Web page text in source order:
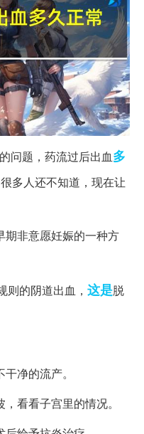
问题，药流过后出血多
多人还不知道，现在让
期非意愿妊娠的一种方
则的阴道出血， 这是脱
净的流产。
看看子宫里的情况。